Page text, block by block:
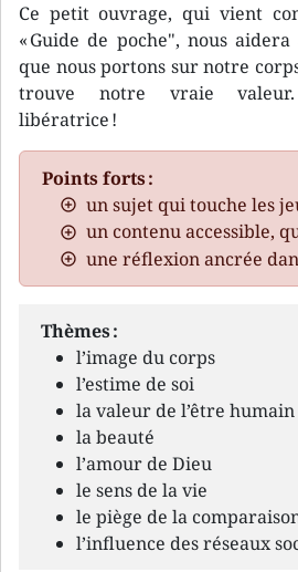
Ce petit ouvrage, qui vient
« Guide de poche", nous
que nous portons sur notre
trouve notre vraie
libératrice !
Points forts :
un sujet qui touche les
un contenu accessible,
une réflexion ancrée
Thèmes :
l’image du corps
l’estime de soi
la valeur de l’être humain
la beauté
l’amour de Dieu
le sens de la vie
le piège de la
l’influence des réseaux